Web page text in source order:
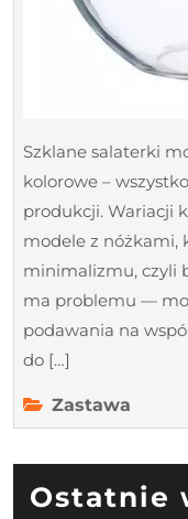
Szklane salaterki
kolorowe –
produkcji. Wariacji
modele z nóżkami,
minimalizmu, czyli
ma problemu —
podawania na
do […]
Zastawa
Ostatnie